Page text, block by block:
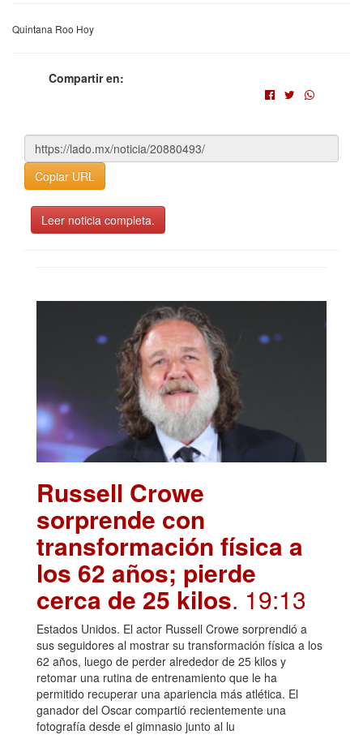
Quintana Roo Hoy
Compartir en:
Copiar URL
Leer noticia completa.
Russell Crowe
sorprende con
transformación física a
los 62 años; pierde
cerca de 25 kilos. 19:13
Estados Unidos. El actor Russell Crowe sorprendió a
sus seguidores al mostrar su transformación física a los
62 años, luego de perder alrededor de 25 kilos y
retomar una rutina de entrenamiento que le ha
permitido recuperar una apariencia más atlética. El
ganador del Oscar compartió recientemente una
fotografía desde el gimnasio junto al lu